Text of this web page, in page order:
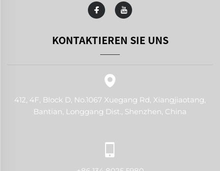
KONTAKTIEREN SIE UNS
412, 4F, Block D, No.1067 Xuegang Rd, Xiangjiaotang,
Bantian, Longgang Dist., Shenzhen, China